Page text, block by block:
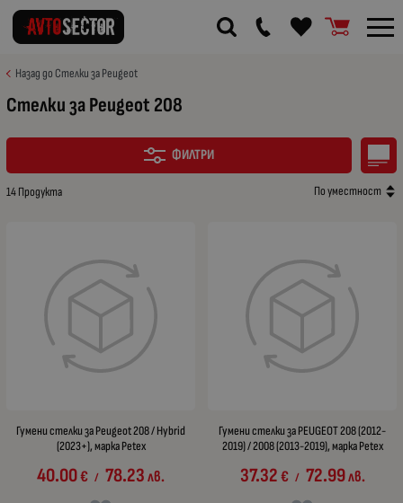
Назад до Стелки за Peugeot
Стелки за Peugeot 208
ФИЛТРИ
14 Продукта По уместност
Гумени стелки за Peugeot 208 / Hybrid
(2023+), марка Petex
40.00€ / 78.23лв.
Гумени стелки за PEUGEOT 208 (2012-
2019) / 2008 (2013-2019), марка Petex
37.32€ / 72.99лв.